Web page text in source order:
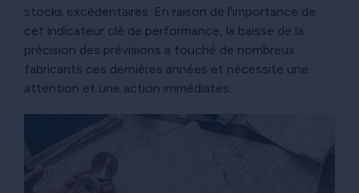
stocks excédentaires. En raison de l'importance de
cet indicateur clé de performance, la baisse de la
précision des prévisions a touché de nombreux
fabricants ces dernières années et nécessite une
attention et une action immédiates.